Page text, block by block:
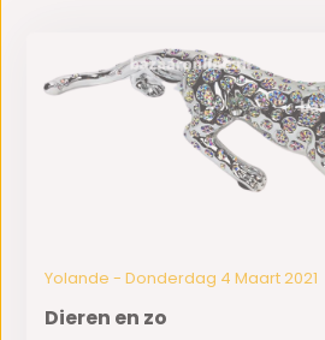
Yolande - Donderdag 4 Maart 2021
Dieren en zo